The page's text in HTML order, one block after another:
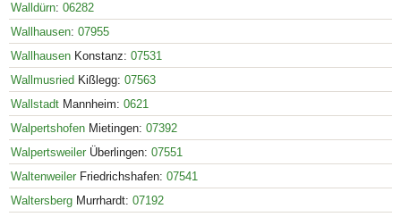
Walldürn: 06282
Wallhausen: 07955
Wallhausen Konstanz: 07531
Wallmusried Kißlegg: 07563
Wallstadt Mannheim: 0621
Walpertshofen Mietingen: 07392
Walpertsweiler Überlingen: 07551
Waltenweiler Friedrichshafen: 07541
Waltersberg Murrhardt: 07192